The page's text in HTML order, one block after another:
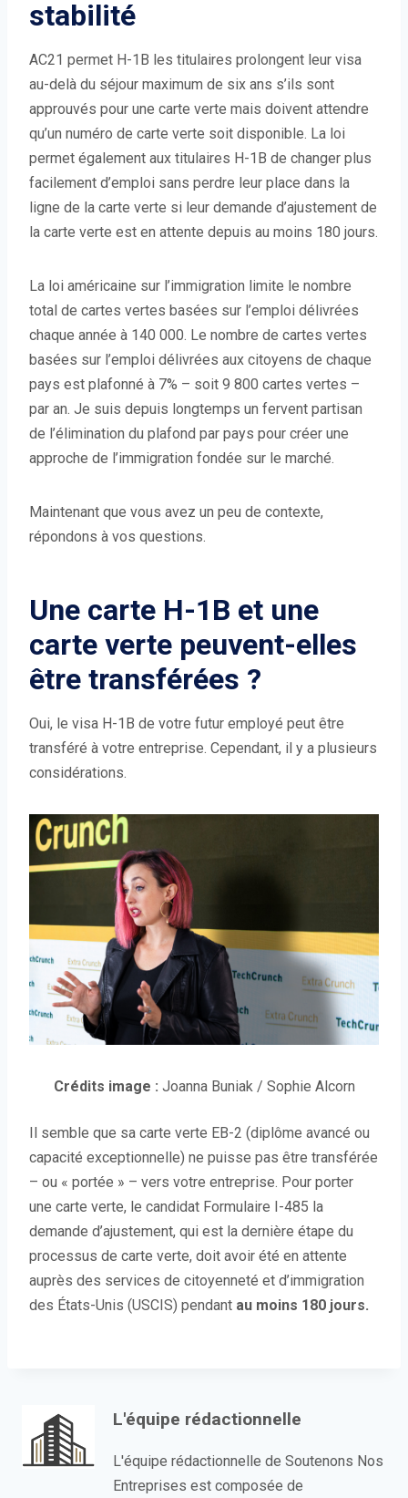
stabilité
AC21 permet H-1B les titulaires prolongent leur visa
au-delà du séjour maximum de six ans s’ils sont
approuvés pour une carte verte mais doivent attendre
qu’un numéro de carte verte soit disponible. La loi
permet également aux titulaires H-1B de changer plus
facilement d’emploi sans perdre leur place dans la
ligne de la carte verte si leur demande d’ajustement de
la carte verte est en attente depuis au moins 180 jours.
La loi américaine sur l’immigration limite le nombre
total de cartes vertes basées sur l’emploi délivrées
chaque année à 140 000. Le nombre de cartes vertes
basées sur l’emploi délivrées aux citoyens de chaque
pays est plafonné à 7% – soit 9 800 cartes vertes –
par an. Je suis depuis longtemps un fervent partisan
de l’élimination du plafond par pays pour créer une
approche de l’immigration fondée sur le marché.
Maintenant que vous avez un peu de contexte,
répondons à vos questions.
Une carte H-1B et une
carte verte peuvent-elles
être transférées ?
Oui, le visa H-1B de votre futur employé peut être
transféré à votre entreprise. Cependant, il y a plusieurs
considérations.
Crédits image : Joanna Buniak / Sophie Alcorn(
u
v
n
s
u
Il semble que sa carte verte EB-2 (diplôme avancé ou
capacité exceptionnelle) ne puisse pas être transférée
– ou « portée » – vers votre entreprise. Pour porter
une carte verte, le candidat Formulaire I-485 la
demande d’ajustement, qui est la dernière étape du
processus de carte verte, doit avoir été en attente
auprès des services de citoyenneté et d’immigration
des États-Unis (USCIS) pendant au moins 180 jours.
L'équipe rédactionnelle
L'équipe rédactionnelle de Soutenons Nos
Entreprises est composée de